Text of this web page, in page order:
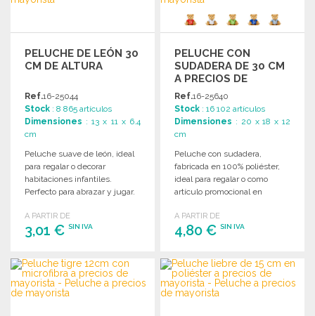
PELUCHE DE LEÓN 30
CM DE ALTURA
Ref.16-25044
Stock : 8 865 artículos
Dimensiones : 13 x 11 x 6.4
cm
Peluche suave de león, ideal
para regalar o decorar
habitaciones infantiles.
Perfecto para abrazar y jugar.
A PARTIR DE
3,01 € SIN IVA
PEDIR
Solicitar un presupuesto
PELUCHE CON
SUDADERA DE 30 CM
A PRECIOS DE
MAYORISTA
Ref.16-25640
Stock : 16 102 artículos
Dimensiones : 20 x 18 x 12
cm
Peluche con sudadera,
fabricada en 100% poliéster,
ideal para regalar o como
artículo promocional en
A PARTIR DE
4,80 €SIN IVA
PEDIR
Solicitar un presupuesto